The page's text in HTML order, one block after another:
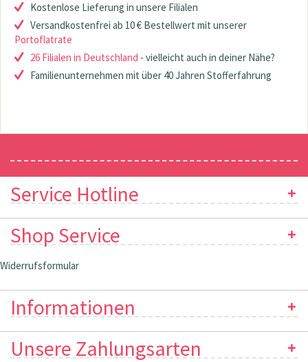
Kostenlose Lieferung in unsere Filialen
Versandkostenfrei ab 10 € Bestellwert mit unserer
Portoflatrate
26 Filialen in Deutschland - vielleicht auch in deiner Nähe?
Familienunternehmen mit über 40 Jahren Stofferfahrung
Service Hotline
Shop Service
Widerrufsformular
Informationen
Unsere Zahlungsarten